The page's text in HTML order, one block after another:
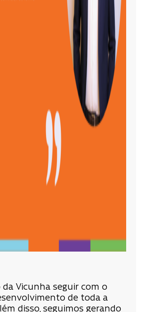
da Vicunha seguir com o
de toda a
disso, seguimos gerando